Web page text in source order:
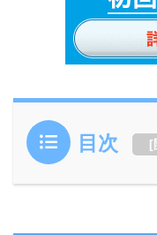
目次 [